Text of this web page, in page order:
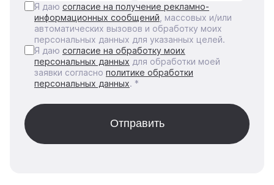
Я даю согласие на получение рекламно-
информационных сообщений , массовых и/или
автоматических вызовов и обработку моих
персональных данных для указанных целей.
Я даю согласие на обработку моих
персональных данных для обработки моей
заявки согласно политике обработки
персональных данных. *